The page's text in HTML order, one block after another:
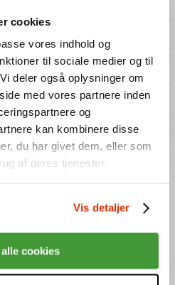
cookies
vores indhold og
til sociale medier og til
deler også oplysninger om
med vores partnere inden
og
kan kombinere disse
du har givet dem, eller som
af deres tjenester.
Vis detaljer
cookies